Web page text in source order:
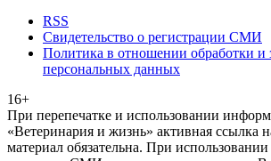
RSS
Свидетельство о регистрации СМИ
Политика в отношении обработки и
персональных данных
16+
При перепечатке и использовании
«Ветеринария и жизнь» активная ссылка
материал обязательна. При